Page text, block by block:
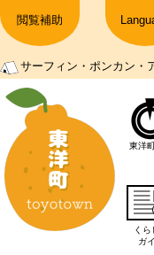
閲覧補助
サーフィン・ポンカン・
東洋
くら
ガ